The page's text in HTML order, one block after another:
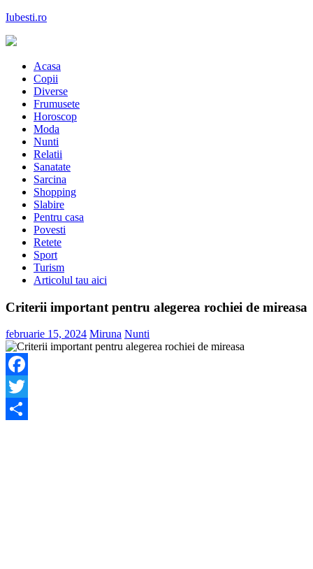
Skip
content
Iubesti.ro
astazi
Acasa
Copii
Diverse
Frumusete
Horoscop
Moda
Nunti
Relatii
Sanatate
Sarcina
Shopping
Slabire
Pentru casa
Povesti
Retete
Sport
Turism
Articolul tau aici
Criterii important pentru alegerea rochiei de mireasa
februarie 15, 2024 Miruna Nunti
Facebook
Twitter